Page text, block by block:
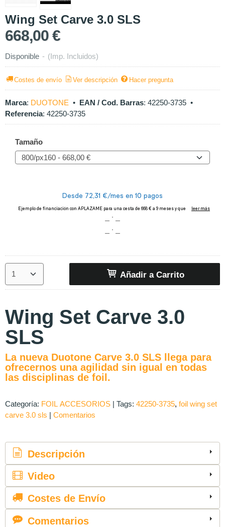
Wing Set Carve 3.0 SLS
668,00 €
Disponible - (Imp. Incluidos)
Costes de envío Ver descripción Hacer pregunta
Marca: DUOTONE • EAN / Cod. Barras: 42250-3735 •
Referencia: 42250-3735
Tamaño
Añadir a Carrito
Wing Set Carve 3.0
SLS
La nueva Duotone Carve 3.0 SLS llega para
ofrecernos una agilidad sin igual en todas
las disciplinas de foil.
Categoría: FOIL ACCESORIOS | Tags: 42250-3735 foil wing set
carve 3.0 sls | Comentarios
Descripción
Video
Costes de Envío
Comentarios